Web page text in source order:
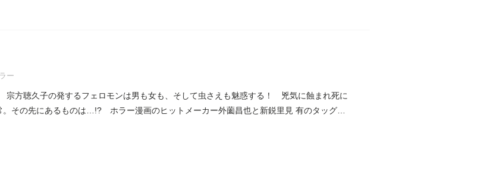
ー
方聴久子の発するフェロモンは男も女も、そして虫さえも魅惑する！ 兇気に蝕まれ死に
。その先にあるものは…!? ホラー漫画のヒットメーカー外薗昌也と新鋭里見 有のタッグで